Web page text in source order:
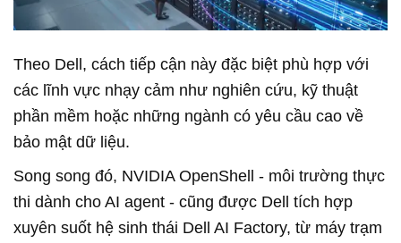
Theo Dell, cách tiếp cận này đặc biệt phù hợp với
các lĩnh vực nhạy cảm như nghiên cứu, kỹ thuật
phần mềm hoặc những ngành có yêu cầu cao về
bảo mật dữ liệu.
Song song đó, NVIDIA OpenShell - môi trường thực
thi dành cho AI agent - cũng được Dell tích hợp
xuyên suốt hệ sinh thái Dell AI Factory, từ máy trạm